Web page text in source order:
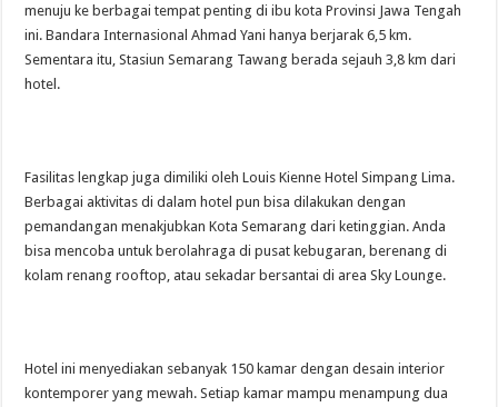
menuju ke berbagai tempat penting di ibu kota Provinsi Jawa Tengah
ini. Bandara Internasional Ahmad Yani hanya berjarak 6,5 km.
Sementara itu, Stasiun Semarang Tawang berada sejauh 3,8 km dari
hotel.
Fasilitas lengkap juga dimiliki oleh Louis Kienne Hotel Simpang Lima.
Berbagai aktivitas di dalam hotel pun bisa dilakukan dengan
pemandangan menakjubkan Kota Semarang dari ketinggian. Anda
bisa mencoba untuk berolahraga di pusat kebugaran, berenang di
kolam renang rooftop, atau sekadar bersantai di area Sky Lounge.
Hotel ini menyediakan sebanyak 150 kamar dengan desain interior
kontemporer yang mewah. Setiap kamar mampu menampung dua